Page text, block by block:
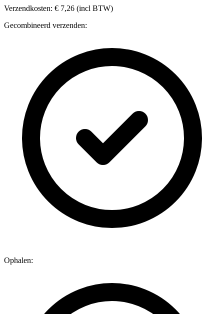
Verzendkosten: € 7,26 (incl BTW)
Gecombineerd verzenden:
Ophalen: